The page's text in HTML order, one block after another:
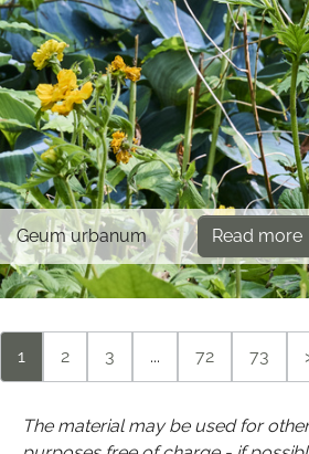
Geum urbanum Read more
1 2 3 ... 72 73
The material may be used for